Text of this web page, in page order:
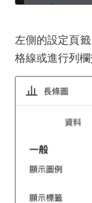
左側的設定頁
格線或進行列欄